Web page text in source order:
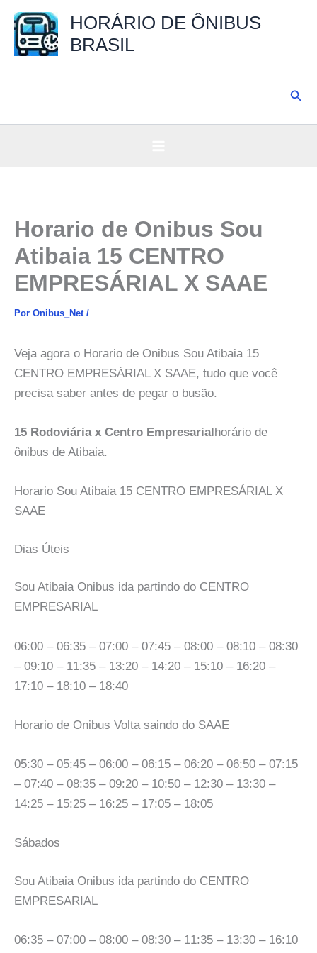
para
HORÁRIO DE ÔNIBUS
BRASIL
Horario de Onibus Sou
Atibaia 15 CENTRO
EMPRESÁRIAL X SAAE
Por Onibus_Net /
Veja agora o Horario de Onibus Sou Atibaia 15
CENTRO EMPRESÁRIAL X SAAE, tudo que você
precisa saber antes de pegar o busão.
15 Rodoviária x Centro Empresarial horário de
ônibus de Atibaia.
Horario Sou Atibaia 15 CENTRO EMPRESÁRIAL X
SAAE
Dias Úteis
Sou Atibaia Onibus ida partindo do CENTRO
EMPRESARIAL
06:00 – 06:35 – 07:00 – 07:45 – 08:00 – 08:10 – 08:30
– 09:10 – 11:35 – 13:20 – 14:20 – 15:10 – 16:20 –
17:10 – 18:10 – 18:40
Horario de Onibus Volta saindo do SAAE
05:30 – 05:45 – 06:00 – 06:15 – 06:20 – 06:50 – 07:15
– 07:40 – 08:35 – 09:20 – 10:50 – 12:30 – 13:30 –
14:25 – 15:25 – 16:25 – 17:05 – 18:05
Sábados
Sou Atibaia Onibus ida partindo do CENTRO
EMPRESARIAL
06:35 – 07:00 – 08:00 – 08:30 – 11:35 – 13:30 – 16:10